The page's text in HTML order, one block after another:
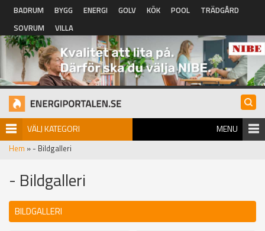
Hoppa till huvudinnehåll
BADRUM BYGG ENERGI GOLV KÖK POOL
TRÄDGÅRD
SOVRUM
VILLA
VÄLJ KATEGORI MENU
Hem » - Bildgalleri
- Bildgalleri
BILDGALLERI